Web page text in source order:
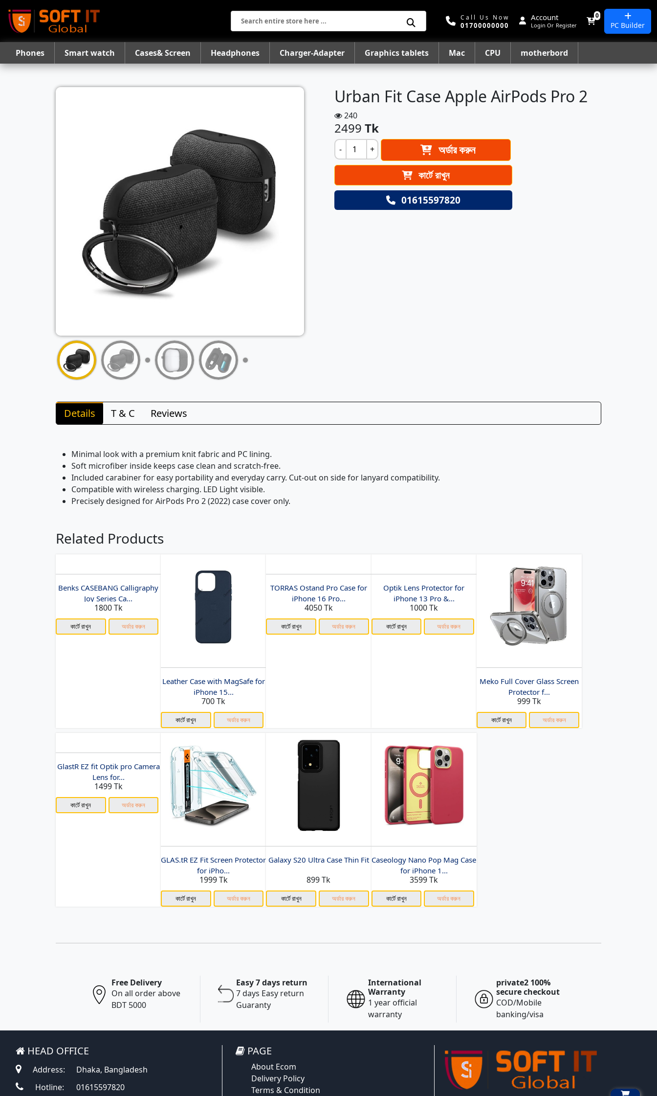
Call Us Now
01700000000
Account
Login Or Register
0
PC Builder
Phones Smart watch Cases& Screen Headphones Charger-Adapter Graphics tablets Mac CPU motherbord
Previous
Urban Fit Case Apple AirPods Pro 2
240
2499 Tk
- + অর্ডার করুন
কার্টে রাখুন
01615597820
Details T & C Reviews
Minimal look with a premium knit fabric and PC lining.
Soft microfiber inside keeps case clean and scratch-free.
Included carabiner for easy portability and everyday carry. Cut-out on side for lanyard compatibility.
Compatible with wireless charging. LED Light visible.
Precisely designed for AirPods Pro 2 (2022) case cover only.
Related Products
Benks CASEBANG Calligraphy
Joy Series Ca...
1800 Tk
কার্টে রাখুন অর্ডার করুন
Leather Case with MagSafe for
iPhone 15...
700 Tk
কার্টে রাখুন অর্ডার করুন
TORRAS Ostand Pro Case for
iPhone 16 Pro...
4050 Tk
কার্টে রাখুন অর্ডার করুন
Optik Lens Protector for
iPhone 13 Pro &...
1000 Tk
কার্টে রাখুন অর্ডার করুন
Meko Full Cover Glass Screen
Protector f...
999 Tk
কার্টে রাখুন অর্ডার করুন
GlastR EZ fit Optik pro Camera
Lens for...
1499 Tk
কার্টে রাখুন অর্ডার করুন
GLAS.tR EZ Fit Screen Protector
for iPho...
1999 Tk
কার্টে রাখুন অর্ডার করুন
Galaxy S20 Ultra Case Thin Fit
899 Tk
কার্টে রাখুন অর্ডার করুন
Caseology Nano Pop Mag Case
for iPhone 1...
3599 Tk
কার্টে রাখুন অর্ডার করুন
Free Delivery
On all order above
BDT 5000
Easy 7 days return
7 days Easy return
Guaranty
International
Warranty
1 year official
warranty
private2 100%
secure checkout
COD/Mobile
banking/visa
HEAD OFFICE
Address:
Dhaka, Bangladesh
Hotline:
01615597820
PAGE
About Ecom
Delivery Policy
Terms & Condition